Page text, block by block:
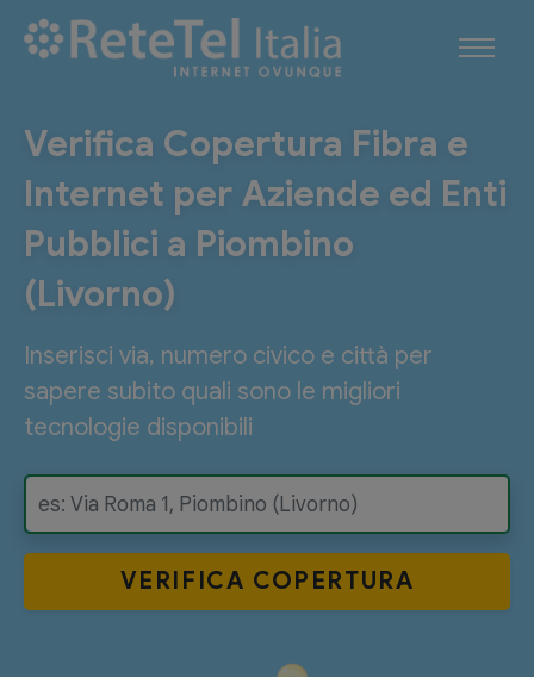
Verifica Copertura Fibra e
Internet per Aziende ed Enti
Pubblici a Piombino
(Livorno)
Inserisci via, numero civico e città per
sapere subito quali sono le migliori
tecnologie disponibili
VERIFICA COPERTURA